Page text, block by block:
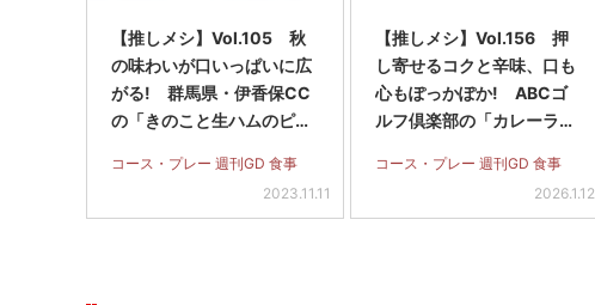
【推しメシ】Vol.105 秋
の味わいが口いっぱいに広
がる! 群馬県・伊香保CC
の「きのこと生ハムのピ
コース・プレー 週刊GD 食事
2023.11.11
【推しメシ】Vol.156 押
し寄せるコクと辛味、口も
心もぽっかぽか! ABCゴ
ルフ倶楽部の「カレーラー
コース・プレー 週刊GD 食事
2026.1.12